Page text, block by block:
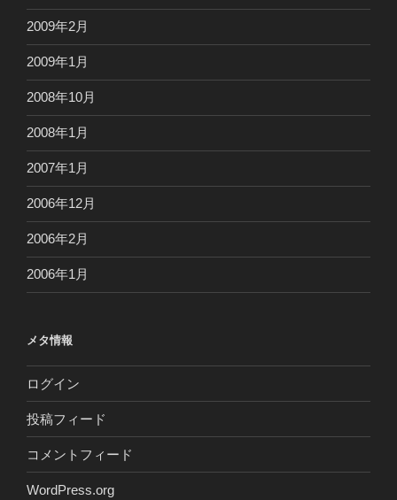
2009年2月
2009年1月
2008年10月
2008年1月
2007年1月
2006年12月
2006年2月
2006年1月
メタ情報
ログイン
投稿フィード
コメントフィード
WordPress.org